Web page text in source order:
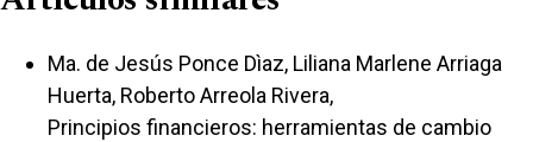
Ma. de Jesús Ponce Dìaz, Liliana Marlene Arriaga
Huerta, Roberto Arreola Rivera,
Principios financieros: herramientas de cambio